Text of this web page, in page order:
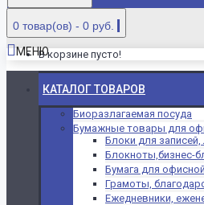
0 товар(ов) - 0 руб.
В корзине пусто!
МЕНЮ
КАТАЛОГ ТОВАРОВ
Биоразлагаемая посуда
Бумажные товары для
Блоки для записей,
Блокноты,бизнес-
Бумага для
Грамоты,
Ежедневники,